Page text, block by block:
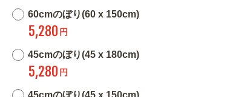
60cmのぼり(60 x 150cm)
5,280 円
45cmのぼり(45 x 180cm)
5,280 円